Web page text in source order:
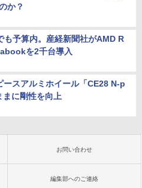
か？
も予算内。産経新聞社がAMD R
を2千台導入
ースアルミホイール「CE28 N-p
に剛性を向上
お問い合わせ
編集部へのご連絡